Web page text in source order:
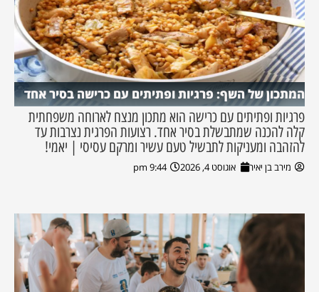
המתכון של השף: פרגיות ופתיתים עם כרישה בסיר אחד
פרגיות ופתיתים עם כרישה הוא מתכון מנצח לארוחה משפחתית
קלה להכנה שמתבשלת בסיר אחד. רצועות הפרגית נצרבות עד
להזהבה ומעניקות לתבשיל טעם עשיר ומרקם עסיסי | יאמי!
מירב בן יאיר אוגוסט 4, 2026 9:44 pm